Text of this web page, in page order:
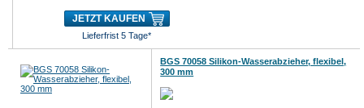
JETZT KAUFEN
Lieferfrist 5 Tage*
BGS 70058 Silikon-Wasserabzieher, flexibel,
300 mm